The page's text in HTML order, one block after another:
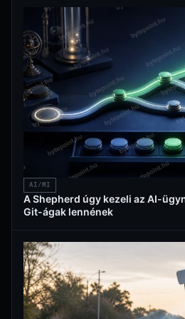
AI/MI
A Shepherd úgy kezeli az AI-
Git-ágak lennének